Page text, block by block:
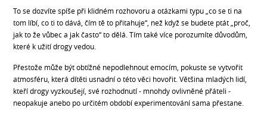
To se dozvíte spíše při klidném rozhovoru a otázkami typu „co se ti na
tom líbí, co ti to dává, čím tě to přitahuje“, než když se budete ptát „proč,
jak to že vůbec a jak často“ to dělá. Tím také více porozumíte důvodům,
které k užití drogy vedou.
Přestože může být obtížné nepodlehnout emocím, pokuste se vytvořit
atmosféru, která dítěti usnadní o této věci hovořit. Většina mladých lidí,
kteří drogy vyzkoušejí, své rozhodnutí - mnohdy ovlivněné přáteli -
neopakuje anebo po určitém období experimentování sama přestane.